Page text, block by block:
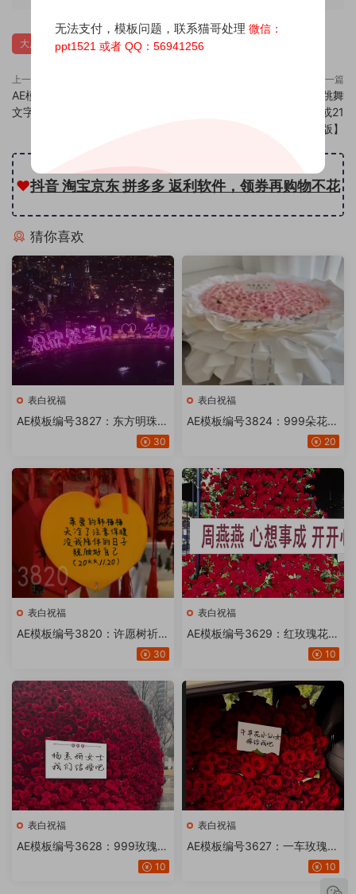
大厦文字AE模板 大楼文字AE模板 表白AE模板
上一篇
AE模板编号2928：猪睡觉纹身改
文字【18版】
下一篇
AE模板编号2930：三美女跳舞
LED屏幕滚动改文字【20或21
版】
❤抖音 淘宝京东 拼多多 返利软件，领券再购物不花
猜你喜欢
表白祝福
AE模板编号3827：东方明珠夜
景河岸霓虹灯文字【15版】 30
表白祝福
AE模板编号3824：999朵花卡
20
表白祝福
AE模板编号3820：许愿树祈福
30
表白祝福
AE模板编号3629：红玫瑰花瀑
布文字修改【20或24版】
10
表白祝福
AE模板编号3628：999玫瑰花
求婚三心纸条文字修改【20或
10
表白祝福
AE模板编号3627：一车玫瑰花
求婚纸条文字修改【20或2410
无法支付，模板问题，联系猫哥处理 微信：
ppt1521 或者 QQ：56941256